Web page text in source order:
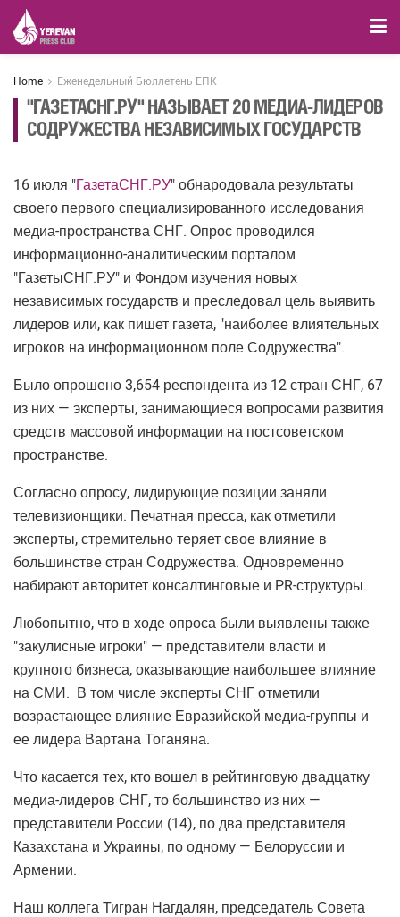
Home Еженедельный Бюллетень ЕПК
"ГАЗЕТАСНГ.РУ" НАЗЫВАЕТ 20 МЕДИА-ЛИДЕРОВ
СОДРУЖЕСТВА НЕЗАВИСИМЫХ ГОСУДАРСТВ
16 июля "ГазетаСНГ.РУ" обнародовала результаты
своего первого специализированного исследования
медиа-пространства СНГ. Опрос проводился
информационно-аналитическим порталом
"ГазетыСНГ.РУ" и Фондом изучения новых
независимых государств и преследовал цель выявить
лидеров или, как пишет газета, "наиболее влиятельных
игроков на информационном поле Содружества".
Было опрошено 3,654 респондента из 12 стран СНГ, 67
из них — эксперты, занимающиеся вопросами развития
средств массовой информации на постсоветском
пространстве.
Согласно опросу, лидирующие позиции заняли
телевизионщики. Печатная пресса, как отметили
эксперты, стремительно теряет свое влияние в
большинстве стран Содружества. Одновременно
набирают авторитет консалтинговые и PR-структуры.
Любопытно, что в ходе опроса были выявлены также
"закулисные игроки" — представители власти и
крупного бизнеса, оказывающие наибольшее влияние
на СМИ. В том числе эксперты СНГ отметили
возрастающее влияние Евразийской медиа-группы и
ее лидера Вартана Тоганяна.
Что касается тех, кто вошел в рейтинговую двадцатку
медиа-лидеров СНГ, то большинство из них —
представители России (14), по два представителя
Казахстана и Украины, по одному — Белоруссии и
Армении.
Наш коллега Тигран Нагдалян, председатель Совета